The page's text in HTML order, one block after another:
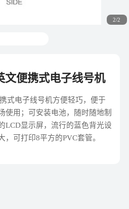
2/2
便携式电子线号机
式电子线号机方便轻巧，便于
使用；可安装电池，随时随地制
LCD显示屏，流行的蓝色背光设
，可打印8平方的PVC套管。